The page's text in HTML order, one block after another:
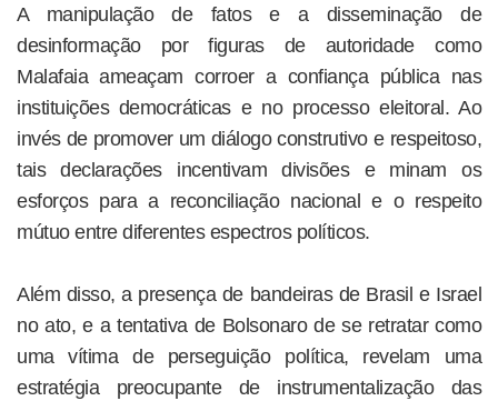
A manipulação de fatos e a disseminação de
desinformação por figuras de autoridade como
Malafaia ameaçam corroer a confiança pública nas
instituições democráticas e no processo eleitoral. Ao
invés de promover um diálogo construtivo e respeitoso,
tais declarações incentivam divisões e minam os
esforços para a reconciliação nacional e o respeito
mútuo entre diferentes espectros políticos.
Além disso, a presença de bandeiras de Brasil e Israel
no ato, e a tentativa de Bolsonaro de se retratar como
uma vítima de perseguição política, revelam uma
estratégia preocupante de instrumentalização das